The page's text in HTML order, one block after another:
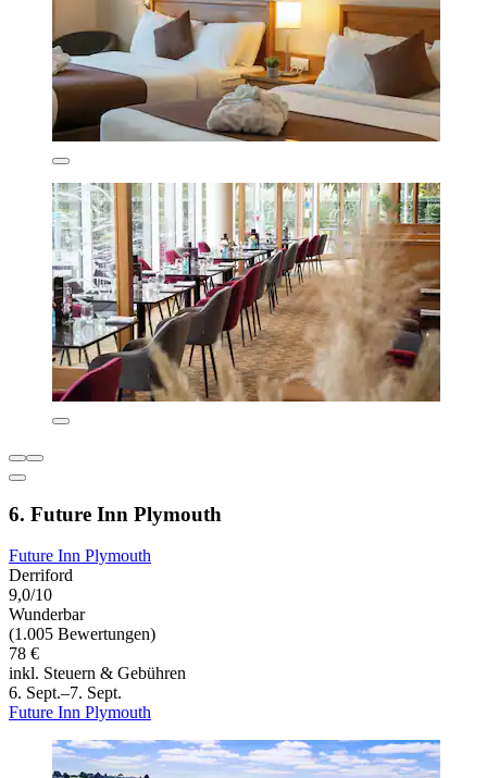
6. Future Inn Plymouth
Future Inn Plymouth
Derriford
9,0/10
Wunderbar
(1.005 Bewertungen)
78 €
inkl. Steuern & Gebühren
6. Sept.–7. Sept.
Future Inn Plymouth